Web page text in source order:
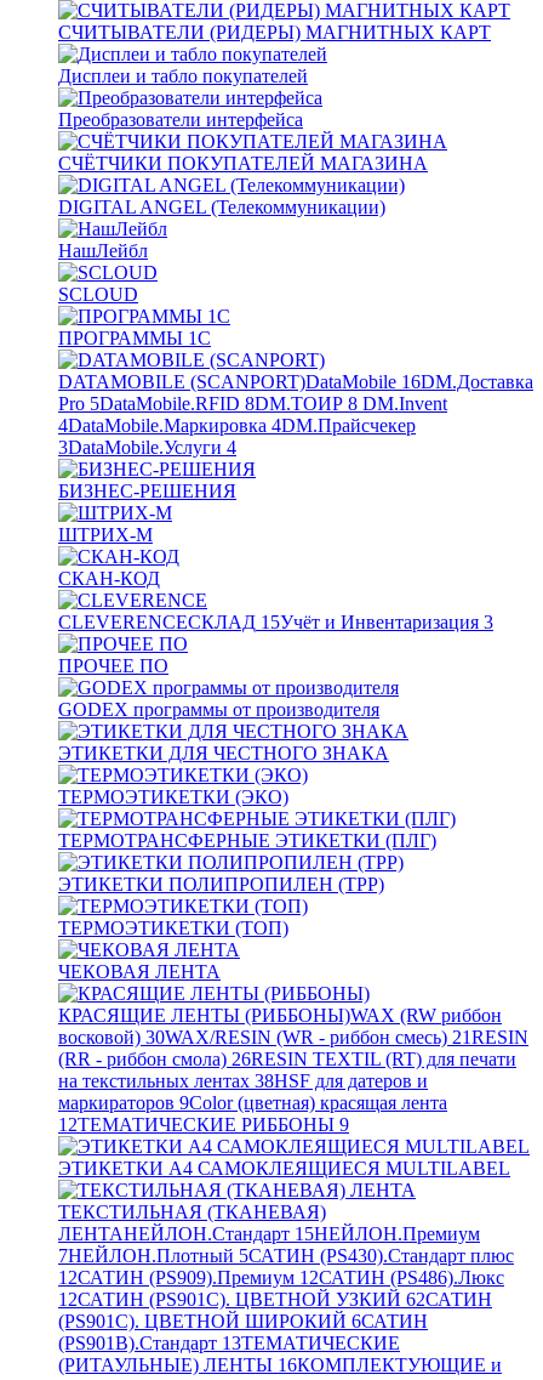
СЧИТЫВАТЕЛИ (РИДЕРЫ) МАГНИТНЫХ КАРТ
Дисплеи и табло покупателей
Преобразователи интерфейса
СЧЁТЧИКИ ПОКУПАТЕЛЕЙ МАГАЗИНА
DIGITAL ANGEL (Телекоммуникации)
НашЛейбл
SCLOUD
ПРОГРАММЫ 1С
DATAMOBILE (SCANPORT)DataMobile 16DM.Доставка
Pro 5DataMobile.RFID 8DM.ТОИР 8 DM.Invent
4DataMobile.Маркировка 4DM.Прайсчекер
3DataMobile.Услуги 4
БИЗНЕС-РЕШЕНИЯ
ШТРИХ-М
СКАН-КОД
CLEVERENCEСКЛАД 15Учёт и Инвентаризация 3
ПРОЧЕЕ ПО
GODEX программы от производителя
ЭТИКЕТКИ ДЛЯ ЧЕСТНОГО ЗНАКА
ТЕРМОЭТИКЕТКИ (ЭКО)
ТЕРМОТРАНСФЕРНЫЕ ЭТИКЕТКИ (ПЛГ)
ЭТИКЕТКИ ПОЛИПРОПИЛЕН (TPP)
ТЕРМОЭТИКЕТКИ (ТОП)
ЧЕКОВАЯ ЛЕНТА
КРАСЯЩИЕ ЛЕНТЫ (РИББОНЫ)WAX (RW риббон
восковой) 30WAX/RESIN (WR - риббон смесь) 21RESIN
(RR - риббон смола) 26RESIN TEXTIL (RT) для печати
на текстильных лентах 38HSF для датеров и
маркираторов 9Color (цветная) красящая лента
12ТЕМАТИЧЕСКИЕ РИББОНЫ 9
ЭТИКЕТКИ А4 САМОКЛЕЯЩИЕСЯ MULTILABEL
ТЕКСТИЛЬНАЯ (ТКАНЕВАЯ)
ЛЕНТАНЕЙЛОН.Стандарт 15НЕЙЛОН.Премиум
7НЕЙЛОН.Плотный 5САТИН (PS430).Стандарт плюс
12САТИН (PS909).Премиум 12САТИН (PS486).Люкс
12САТИН (PS901C). ЦВЕТНОЙ УЗКИЙ 62САТИН
(PS901C). ЦВЕТНОЙ ШИРОКИЙ 6САТИН
(PS901B).Стандарт 13ТЕМАТИЧЕСКИЕ
(РИТАУЛЬНЫЕ) ЛЕНТЫ 16КОМПЛЕКТУЮЩИЕ и